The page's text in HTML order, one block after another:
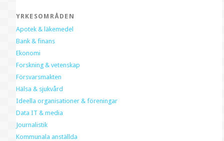
YRKESOMRÅDEN
Apotek & läkemedel
Bank & finans
Ekonomi
Forskning & vetenskap
Försvarsmakten
Hälsa & sjukvård
Ideella organisationer & föreningar
Data IT & media
Journalistik
Kommunala anställda